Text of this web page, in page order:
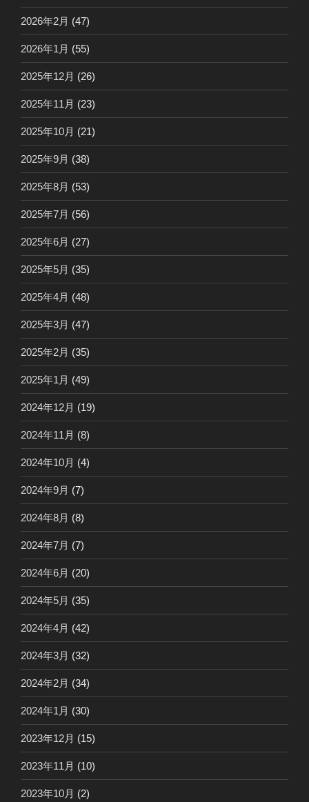
2026年2月 (47)
2026年1月 (55)
2025年12月 (26)
2025年11月 (23)
2025年10月 (21)
2025年9月 (38)
2025年8月 (53)
2025年7月 (56)
2025年6月 (27)
2025年5月 (35)
2025年4月 (48)
2025年3月 (47)
2025年2月 (35)
2025年1月 (49)
2024年12月 (19)
2024年11月 (8)
2024年10月 (4)
2024年9月 (7)
2024年8月 (8)
2024年7月 (7)
2024年6月 (20)
2024年5月 (35)
2024年4月 (42)
2024年3月 (32)
2024年2月 (34)
2024年1月 (30)
2023年12月 (15)
2023年11月 (10)
2023年10月 (2)